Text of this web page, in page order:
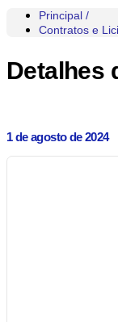
Principal /
Contratos e
Detalhes
1 de agosto de 2024